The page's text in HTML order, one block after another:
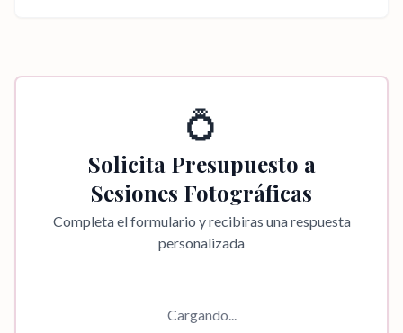
💍
Solicita Presupuesto a
Sesiones Fotográficas
Completa el formulario y recibiras una respuesta
personalizada
Cargando...